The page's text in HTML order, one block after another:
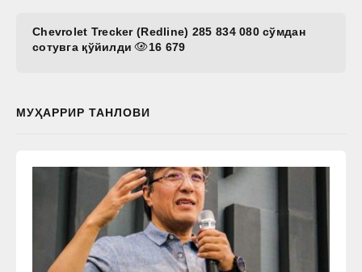
Chevrolet Trecker (Redline) 285 834 080 сўмдан
сотувга қўйилди
16 679
МУҲАРРИР ТАНЛОВИ